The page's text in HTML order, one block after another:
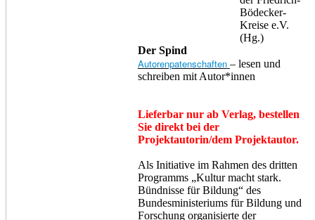
Bödecker-
Kreise e.V.
(Hg.)
Der Spind
Autorenpatenschaften – lesen und
schreiben mit Autor*innen
Lieferbar nur ab Verlag, bestellen
Sie direkt bei der
Projektautorin/dem Projektautor.
Als Initiative im Rahmen des dritten
Programms „Kultur macht stark.
Bündnisse für Bildung“ des
Bundesministeriums für Bildung und
Forschung organisierte der